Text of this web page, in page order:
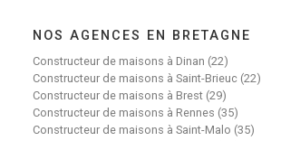
NOS AGENCES EN BRETAGNE
Constructeur de maisons à Dinan (22)
Constructeur de maisons à Saint-Brieuc (22)
Constructeur de maisons à Brest (29)
Constructeur de maisons à Rennes (35)
Constructeur de maisons à Saint-Malo (35)